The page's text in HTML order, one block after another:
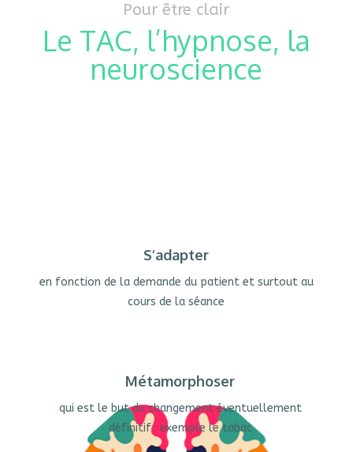
Pour être clair
Le TAC, l’hypnose, la
neuroscience
S’adapter
en fonction de la demande du patient et surtout au
cours de la séance
Métamorphoser
qui est le but du changement éventuellement
définitif : exemple le tabac